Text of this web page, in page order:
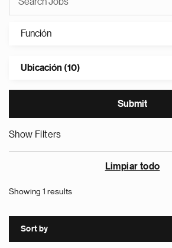
Función
Ubicación (10)
Show Filters
Limpiar todo
Showing 1 results
Sort by